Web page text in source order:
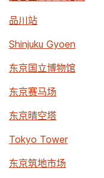
品川站
Shinjuku Gyoen
东京国立博物馆
东京赛马场
东京晴空塔
Tokyo Tower
东京筑地市场